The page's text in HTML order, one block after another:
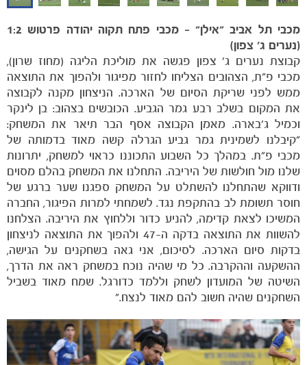
משחקים
ותוצאות
מכבי תל אביב"אילן" –מכבי פתח תקוה יהודה פרטוש 1:2
(נערים ג׳ צפון)
קבוצת נערים ג׳ צפון פגשה את מוליכת הליגה (מחוז שרון),
מכבי פ״ת, הצהובים הצליחו לחזור מפיגור ולהפוך את התוצאה
ממש לפני שריקת הסיום של הארכה. הניצחון מקנה לקבוצה
את המקום בשלב רבע גמר הגביע. הכובשים בצהוב: בן לינקר
וכמיל ג׳בארה. מאמן הקבוצה אסף הבר תיאר את המשחק:
״קיבלנו לשמינית גמר גביע הגרלה קשה מאוד בדמותה של
מכבי פ״ת. במהלך כל השבוע התכוננו כראוי למשחק, יתרונות
שלנו מול חולשות של היריבה. התחלנו את המשחק בהלם מסוים
ודווקא שהתחלנו להשתלט על המשחק ספגנו שער ברגע של
חוסר תשומת לב בהתקפת נגד. לשמחתי למרות הפיגור, החברה
המשיכו לצאת קדימה, להניע כדור וללחוץ את היריבה. הצלחנו
להשוות את התוצאה בדקה ה-47 ולהפוך את התוצאה לניצחון
בדקות סיום הארכה. לסיכום, אני גאה בשחקנים על הגישה,
ההשקעה וההקרבה. כל מי שהיה נוכח במשחק ראה את הדרך,
השיטה של המועדון לשחק וללמד כדורגל. שמח מאוד בשביל
השחקנים שהיה חשוב להם מאוד לנצח.״